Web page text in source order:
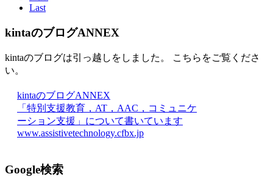
Last
kintaのブログANNEX
kintaのブログは引っ越しをしました。 こちらをご覧くださ
い。
kintaのブログANNEX
「特別支援教育，AT，AAC，コミュニケ
ーション支援」について書いています
www.assistivetechnology.cfbx.jp
Google検索